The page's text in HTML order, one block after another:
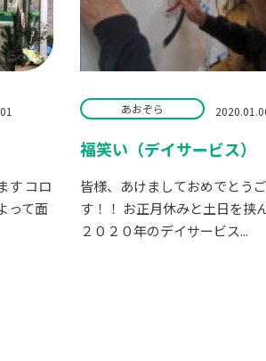
す コロ
って面
あおぞら
福笑い（デイサービス）
皆様、あけましておめでとう
す！！ お正月休みと土日を挟
２０２０年のデイサービス...